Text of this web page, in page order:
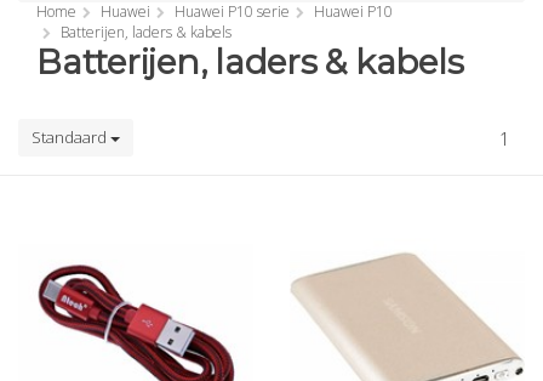
Home Huawei Huawei P10 serie
Huawei P10
Batterijen, laders & kabels
Batterijen, laders & kabels
Standaard 1